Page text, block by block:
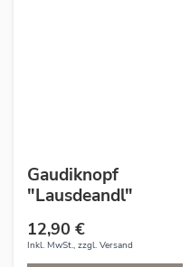
Gaudiknopf
"Lausdeandl"
12,90 €
Inkl. MwSt., zzgl. Versand